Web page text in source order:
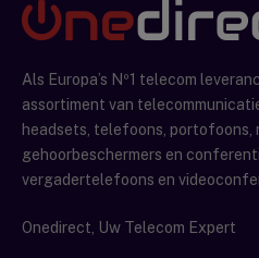
Als Europa’s Nº1 telecom
assortiment van
headsets, telefoons, portofoons,
gehoorbeschermers en
vergadertelefoons en
Onedirect, Uw Telecom Expert